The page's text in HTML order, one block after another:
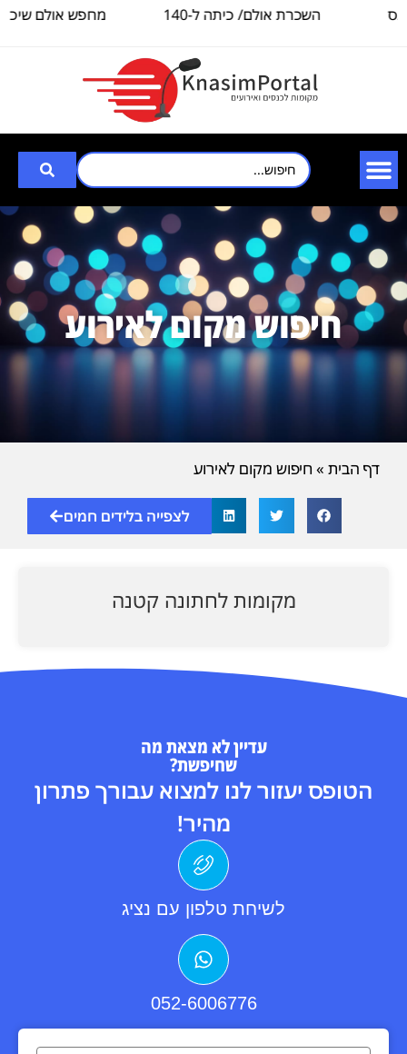
השכרת אולם/ כיתה ל-140
מחפש אולם שיכול
חיפוש מקום לאירוע
דף הבית » חיפוש מקום לאירוע
לצפייה בלידים חמים
מקומות לחתונה קטנה
עדיין לא מצאת מה
שחיפשת?
הטופס יעזור לנו למצוא עבורך פתרון
מהיר!
לשיחת טלפון עם נציג
052-6006776